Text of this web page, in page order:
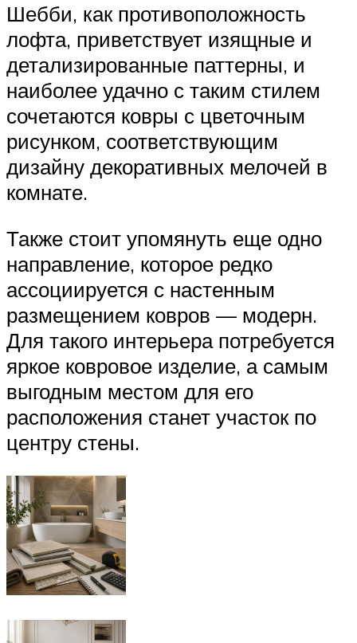
Шебби, как противоположность
лофта, приветствует изящные и
детализированные паттерны, и
наиболее удачно с таким стилем
сочетаются ковры с цветочным
рисунком, соответствующим
дизайну декоративных мелочей в
комнате.
Также стоит упомянуть еще одно
направление, которое редко
ассоциируется с настенным
размещением ковров — модерн.
Для такого интерьера потребуется
яркое ковровое изделие, а самым
выгодным местом для его
расположения станет участок по
центру стены.